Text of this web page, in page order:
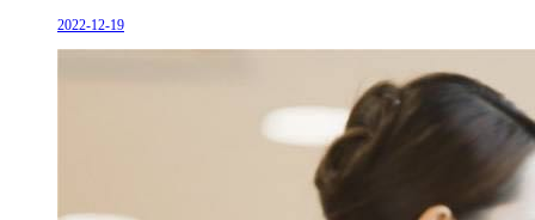
2022-12-19